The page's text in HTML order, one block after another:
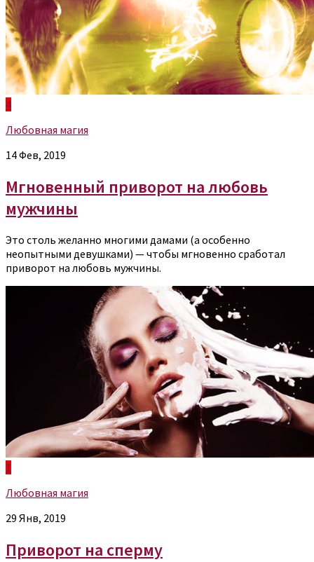
4
Любовная магия
14 Фев, 2019
Мгновенный приворот на любовь
мужчины
Это столь желанно многими дамами (а особенно
неопытными девушками) — чтобы мгновенно сработал
приворот на любовь мужчины.
1
Любовная магия
29 Янв, 2019
Приворот на сперму